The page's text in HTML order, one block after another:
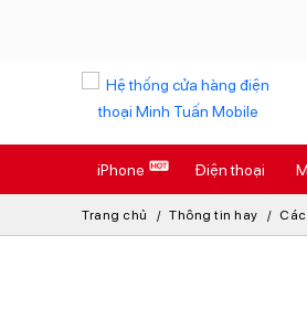
iPhone Điện thoại
Trang chủ Thông tin hay